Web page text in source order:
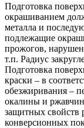
Подготовка
окрашиванием
металла и
подлежащие
прожогов,
т.п. Радиус
Подготовка
краски – в
обезжиривания –
окалины и
защитных свойств
конверсионных